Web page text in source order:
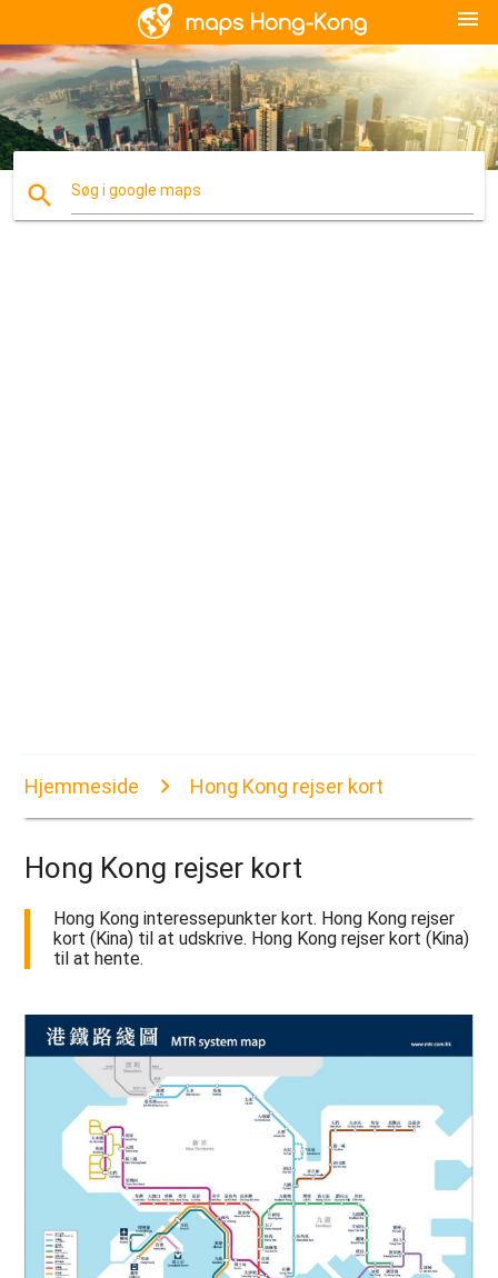
menu
search Søg i google maps
Hjemmeside Hong Kong rejser kort
Hong Kong rejser kort
Hong Kong interessepunkter kort. Hong Kong rejser
kort (Kina) til at udskrive. Hong Kong rejser kort (Kina)
til at hente.